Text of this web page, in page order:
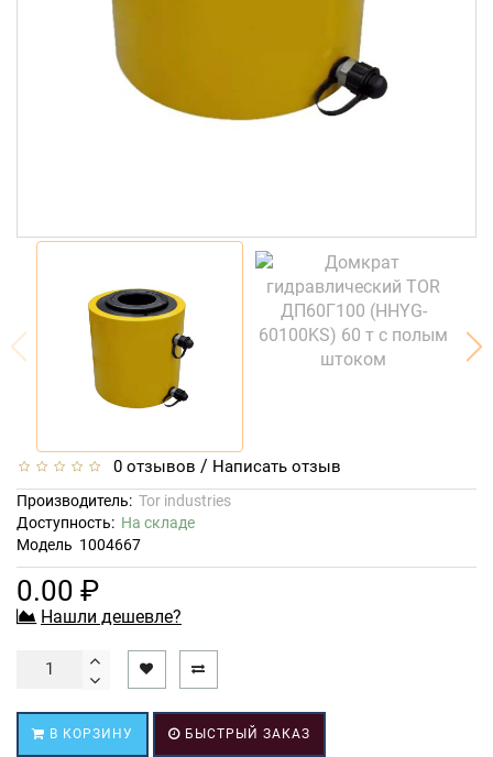
0 отзывов / Написать отзыв
Производитель: Tor industries
Доступность: На складе
Модель 1004667
0.00 ₽
Нашли дешевле?
В КОРЗИНУ БЫСТРЫЙ ЗАКАЗ